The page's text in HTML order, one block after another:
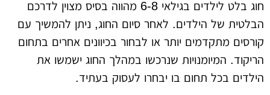
חוג בלט לילדים בגילאי 6-8 מהווה בסיס מצוין לדרכם
הבלטית של הילדים. לאחר סיום החוג, ניתן להמשיך עם
קורסים מתקדמים יותר או לבחור בכיוונים אחרים בתחום
הריקוד. המיומנויות שנרכשו במהלך החוג ישמשו את
הילדים בכל תחום בו יבחרו לעסוק בעתיד.